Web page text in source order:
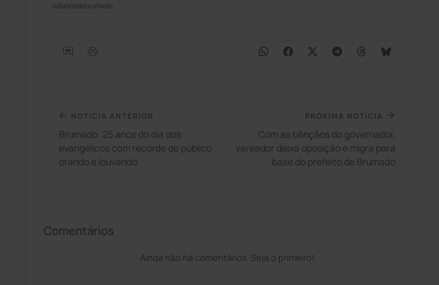
148anosdebrumado
NOTÍCIA ANTERIOR
Brumado: 25 anos do dia dos
evangélicos com recorde de público
orando e louvando
PRÓXIMA NOTÍCIA
Com as bênçãos do governador,
vereador deixa oposição e migra para
base do prefeito de Brumado
Comentários
Ainda não há comentários. Seja o primeiro!